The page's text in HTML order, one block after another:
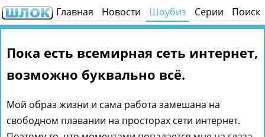
Главная Новости Шоубиз Серии Поиск
Пока есть всемирная сеть интернет,
возможно буквально всё.
Мой образ жизни и сама работа замешана на
свободном плавании на просторах сети интернет.